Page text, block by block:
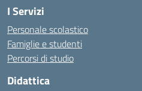
I Servizi
Personale scolastico
Famiglie e studenti
Percorsi di studio
Didattica